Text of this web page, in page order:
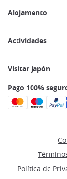
Alojamento
Actividades
Visitar japón
Pago 100%
Política de